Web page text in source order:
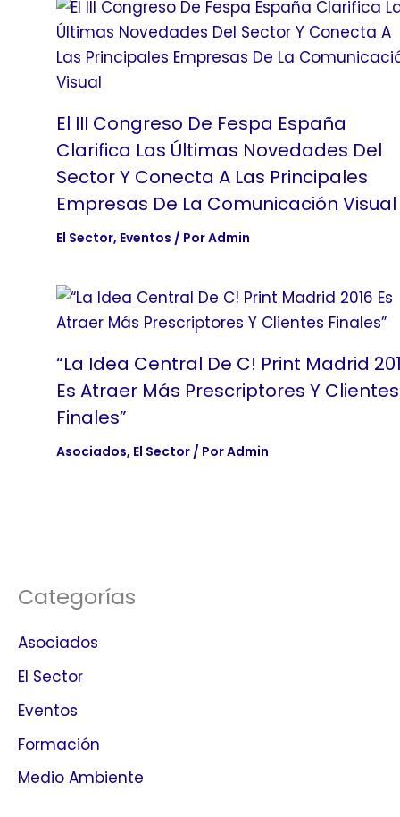
El III Congreso De Fespa España
Clarifica Las Últimas Novedades Del
Sector Y Conecta A Las Principales
Empresas De La Comunicación Visual
El Sector, Eventos / PorAdmin
“La Idea Central De C! Print Madrid
Es Atraer Más Prescriptores Y Clientes
Finales”
Asociados, El Sector/ PorAdmin
Categorías
Asociados
El Sector
Eventos
Formación
Medio Ambiente